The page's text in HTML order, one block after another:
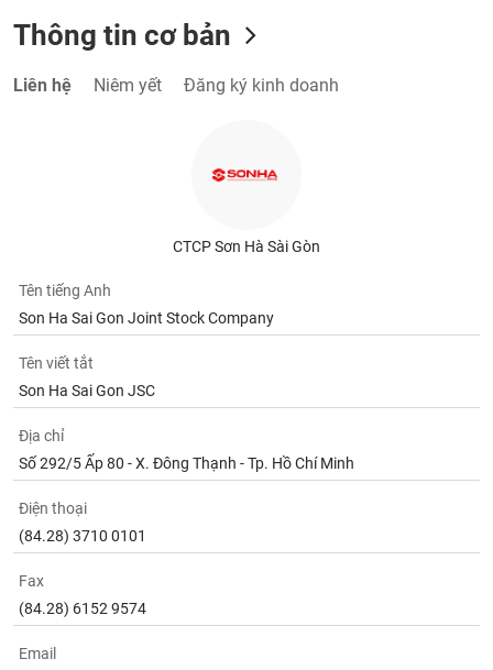
Thông tin cơ bản
Liên hệ Niêm yết Đăng ký kinh doanh
CTCP Sơn Hà Sài Gòn
Tên tiếng Anh
Son Ha Sai Gon Joint Stock Company
Tên viết tắt
Son Ha Sai Gon JSC
Địa chỉ
Số 292/5 Ấp 80 - X. Đông Thạnh - Tp. Hồ Chí Minh
Điện thoại
(84.28) 3710 0101
Fax
(84.28) 6152 9574
Email